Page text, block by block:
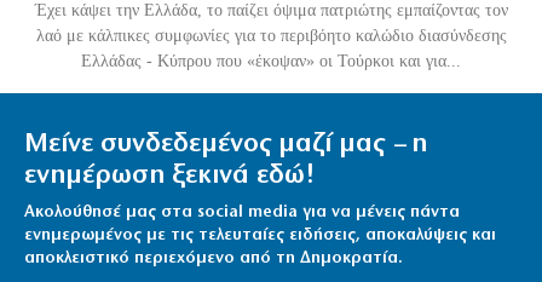
Έχει κάψει την Ελλάδα, το παίζει όψιμα πατριώτης εμπαίζοντας τον
λαό με κάλπικες συμφωνίες για το περιβόητο καλώδιο διασύνδεσης
Ελλάδας - Κύπρου που «έκοψαν» οι Τούρκοι και για...
Μείνε συνδεδεμένος μαζί μας – η
ενημέρωση ξεκινά εδώ!
Ακολούθησέ μας στα social media για να μένεις πάντα
ενημερωμένος με τις τελευταίες ειδήσεις, αποκαλύψεις και
αποκλειστικό περιεχόμενο από τη Δημοκρατία.